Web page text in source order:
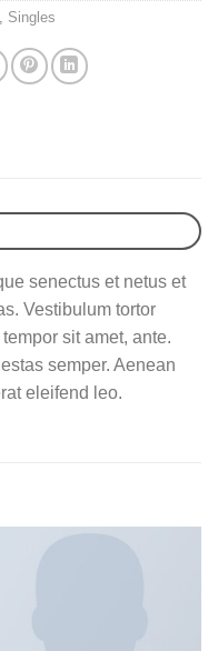
Singles
senectus et netus et
Vestibulum tortor
sit amet, ante.
semper. Aenean
eleifend leo.